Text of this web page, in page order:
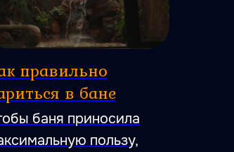
правильно
в бане
баня приносила
пользу,